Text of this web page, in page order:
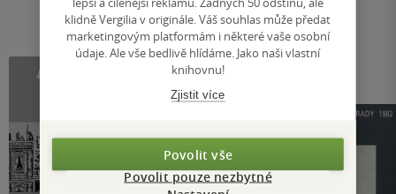
klidně Vergilia v originále. Váš souhlas může předat
marketingovým platformám i některé vaše osobní
údaje. Ale vše bedlivě hlídáme. Jako naši vlastní
knihovnu!
Zjistit více
Povolit vše
Povolit pouze nezbytné